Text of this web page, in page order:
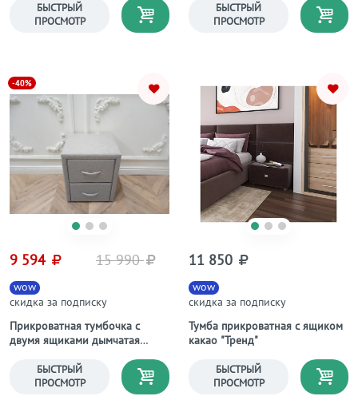
БЫСТРЫЙ
ПРОСМОТР
БЫСТРЫЙ
ПРОСМОТР
-40%
Прикроватная тумбочка с
двумя ящиками дымчатая
wow
скидка за подписку
9 594 15 990
БЫСТРЫЙ
ПРОСМОТР
Тумба прикроватная с ящиком
какао "Тренд"
wow
скидка за подписку
11 850
БЫСТРЫЙ
ПРОСМОТР